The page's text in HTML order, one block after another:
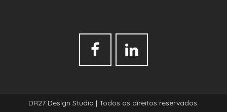
DR27 Design Studio | Todos os direitos reservados.